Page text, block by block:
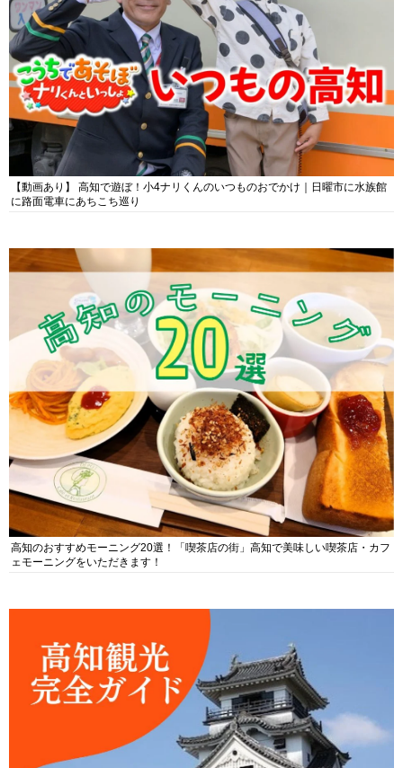
【動画あり】 高知で遊ぼ！小4ナリくんのいつものおでかけ｜日曜市に水族館
に路面電車にあちこち巡り
高知のおすすめモーニング20選！「喫茶店の街」高知で美味しい喫茶店・カフ
ェモーニングをいただきます！